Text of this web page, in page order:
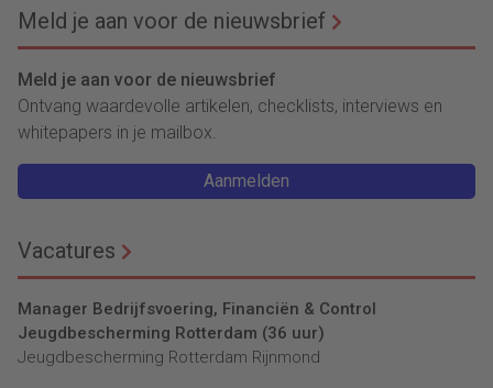
verduurzamen)
Meld je aan voor de nieuwsbrief
Meld je aan voor de nieuwsbrief
Ontvang waardevolle artikelen, checklists, interviews en
whitepapers in je mailbox.
Aanmelden
Vacatures
Manager Bedrijfsvoering, Financiën & Control
Jeugdbescherming Rotterdam (36 uur)
Jeugdbescherming Rotterdam Rijnmond